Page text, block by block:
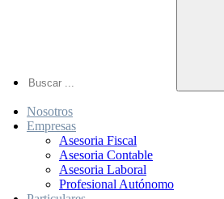
Nosotros
Empresas
Asesoria Fiscal
Asesoria Contable
Asesoria Laboral
Profesional Autónomo